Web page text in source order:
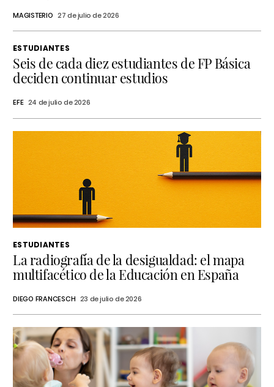
MAGISTERIO 27 de julio de 2026
ESTUDIANTES
Seis de cada diez estudiantes de FP Básica
deciden continuar estudios
EFE 24 de julio de 2026
ESTUDIANTES
La radiografía de la desigualdad: el mapa
multifacético de la Educación en España
DIEGO FRANCESCH 23 de julio de 2026